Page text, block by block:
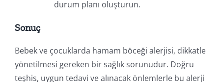
durum planı oluşturun.
Sonuç
Bebek ve çocuklarda hamam böceği alerjisi, dikkatle
yönetilmesi gereken bir sağlık sorunudur. Doğru
teşhis, uygun tedavi ve alınacak önlemlerle bu alerji